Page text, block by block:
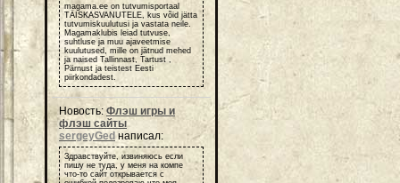
magama.ee on tutvumisportaal
TÄISKASVANUTELE, kus võid jätta
tutvumiskuulutusi ja vastata neile.
Magamaklubis leiad tutvuse,
suhtluse ja muu ajaveetmise
kuulutused, mille on jätnud mehed
ja naised Tallinnast, Tartust ,
Pärnust ja teistest Eesti
piirkondadest.
Новость: Флэш игры и
флэш сайты
sergeyGed написал:
Здравствуйте, извиняюсь если
пишу не туда, у меня на компе
что-то сайт открывается с